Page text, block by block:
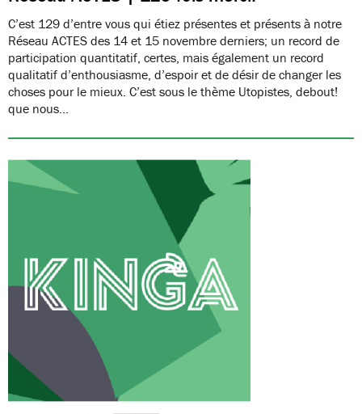
C’est 129 d’entre vous qui étiez présentes et présents à notre
Réseau ACTES des 14 et 15 novembre derniers; un record de
participation quantitatif, certes, mais également un record
qualitatif d’enthousiasme, d’espoir et de désir de changer les
choses pour le mieux. C’est sous le thème Utopistes, debout!
que nous…